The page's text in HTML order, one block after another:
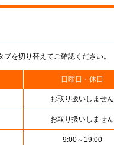
を切り替えてご確認ください。
日曜日・休日
お取り扱いしません
お取り扱いしません
9:00～19:00